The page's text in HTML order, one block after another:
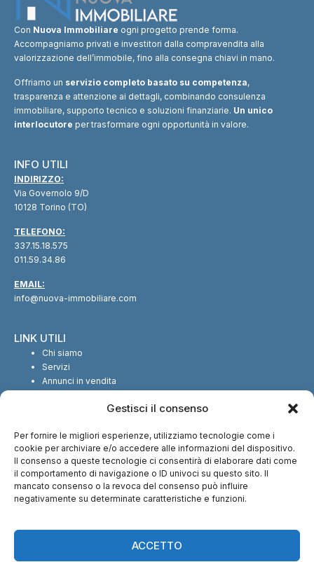
Gestisci il consenso
Per fornire le migliori esperienze, utilizziamo tecnologie come i
cookie per archiviare e/o accedere alle informazioni del dispositivo.
Il consenso a queste tecnologie ci consentirà di elaborare dati come
il comportamento di navigazione o ID univoci su questo sito. Il
mancato consenso o la revoca del consenso può influire
negativamente su determinate caratteristiche e funzioni.
ACCETTO
Con Nuova Immobiliare ogni progetto prende forma.
Accompagniamo privati e investitori dalla compravendita alla
valorizzazione dell’immobile, fino alla consegna chiavi in mano.
Offriamo un servizio completo basato su competenza,
trasparenza e attenzione ai dettagli, combinando consulenza
immobiliare, supporto tecnico e soluzioni finanziarie. Un unico
interlocutore per trasformare ogni opportunità in valore.
INFO UTILI
INDIRIZZO:
Via Governolo 9/D
10128 Torino (TO)
TELEFONO:
337.15.18.575
011.59.34.86
EMAIL:
info@nuova-immobiliare.com
LINK UTILI
Chi siamo
Servizi
Annunci in vendita
SEGUICI SUI SOCIAL
CI TROVI ANCHE SU: